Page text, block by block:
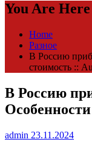
You Are Here
Home
Разное
В Россию
стоимость ::
В Россию
admin 23.11.2024